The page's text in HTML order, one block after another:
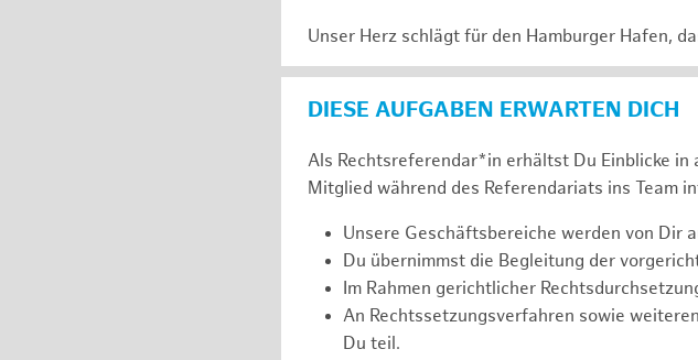
Unser Herz schlägt für den Hamburger Hafen,
DIESE AUFGABEN ERWARTEN DICH
Als Rechtsreferendar*in erhältst Du Einblicke in
Mitglied während des Referendariats ins Team
Unsere Geschäftsbereiche werden von Dir
Du übernimmst die Begleitung der
Im Rahmen gerichtlicher
An Rechtssetzungsverfahren sowie
Du teil.